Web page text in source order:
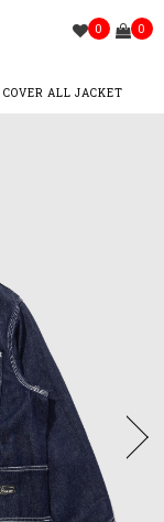
0 0
COVER ALL JACKET